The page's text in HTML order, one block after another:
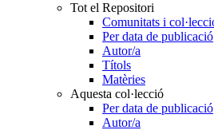
Tot el Repositori
Comunitats i
Per data de publicació
Autor/a
Títols
Matèries
Aquesta col·lecció
Per data de publicació
Autor/a